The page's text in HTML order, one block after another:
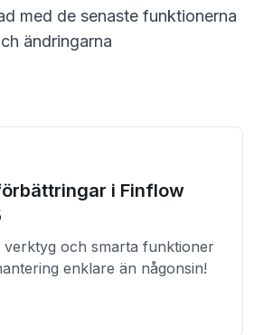
med de senaste funktionerna
ändringarna
i Finflow
och smarta funktioner
enklare än någonsin!